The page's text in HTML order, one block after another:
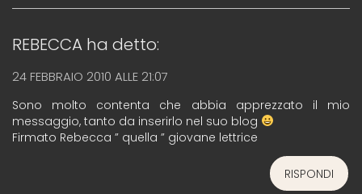
REBECCA ha detto:
24 FEBBRAIO 2010 ALLE 21:07
Sono molto contenta che abbia apprezzato il mio
messaggio, tanto da inserirlo nel suo blog
Firmato Rebecca ” quella ” giovane lettrice
RISPONDI